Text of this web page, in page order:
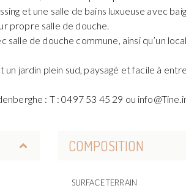
et une salle de bains luxueuse avec
propre salle de douche.
de douche commune, ainsi qu’un
jardin plein sud, paysagé et facile à
: T : 0497 53 45 29 ou
COMPOSITION
SURFACE TERRAIN